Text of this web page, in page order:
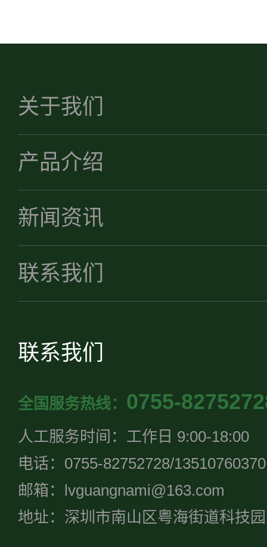
关于我们
产品介绍
新闻资讯
联系我们
联系我们
全国服务热线： 0755-
人工服务时间：工作日 9:00-18:00
电话：0755-82752728/13510760370
邮箱：lvguangnami@163.com
地址：深圳市南山区粤海街道科技